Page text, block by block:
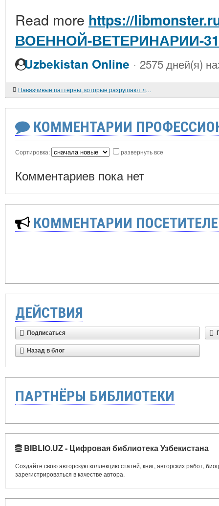
Read more https://
ВОЕННОЙ-ВЕТЕРИНАРИИ-
Uzbekistan Online · 2575 дней(я)
Навязчивые паттерны, которые разрушают личность зависимого игрока (по итогам исследования клиентов игровых автоматов "Вулкан", 2019)
КОММЕНТАРИИ
Сортировка: развернуть все
Комментариев пока нет
КОММЕНТАРИИ
ДЕЙСТВИЯ
Подписаться
Назад в блог
ПАРТНЁРЫ БИБЛИОТЕКИ
BIBLIO.UZ - Цифровая библиотека Узбекистана
Создайте свою авторскую коллекцию статей, книг, авторских работ,
зарегистрироваться в качестве автора.